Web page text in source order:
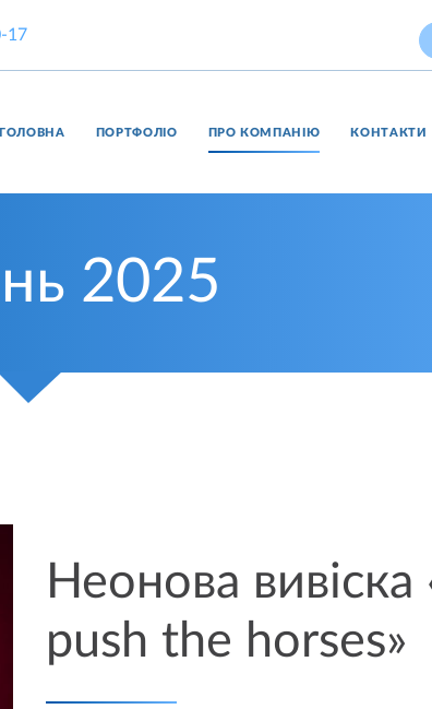
17
ГОЛОВНА ПОРТФОЛІО ПРО КОМПАНІЮ КОНТАКТИ
2025
Неонова вивіска
push the horses»